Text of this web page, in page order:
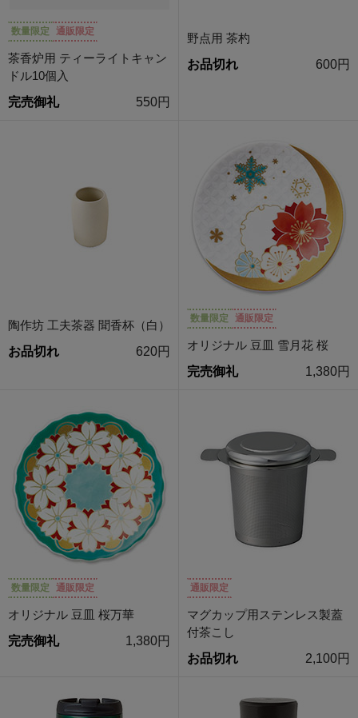
数量限定 通販限定
茶香炉用 ティーライトキャン
ドル10個入
完売御礼
550円
野点用 茶杓
お品切れ
600円
陶作坊 工夫茶器 聞香杯（白）
お品切れ
620円
数量限定 通販限定
オリジナル 豆皿 雪月花 桜
完売御礼
1,380円
数量限定 通販限定
オリジナル 豆皿 桜万華
完売御礼
1,380円
通販限定
マグカップ用ステンレス製蓋
付茶こし
お品切れ
2,100円